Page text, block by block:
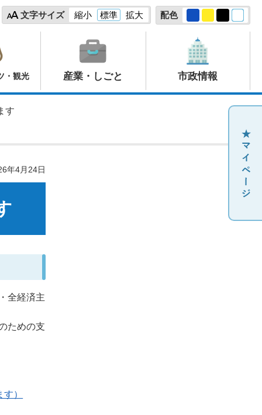
文字サイズ 縮小 標準 拡大 配色
・観光 産業・しごと 市政情報
す
年4月24日
全経済主
ための支
）